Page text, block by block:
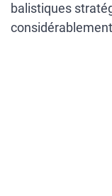
balistiques